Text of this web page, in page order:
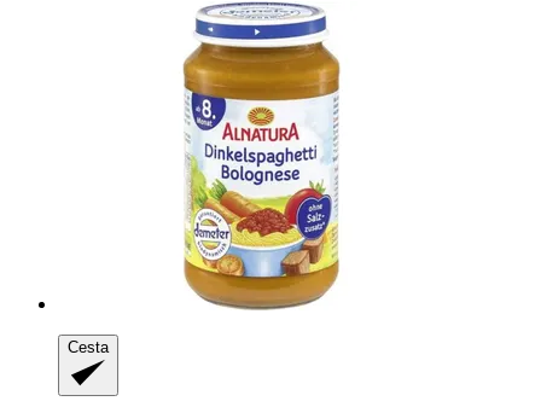
Cesta